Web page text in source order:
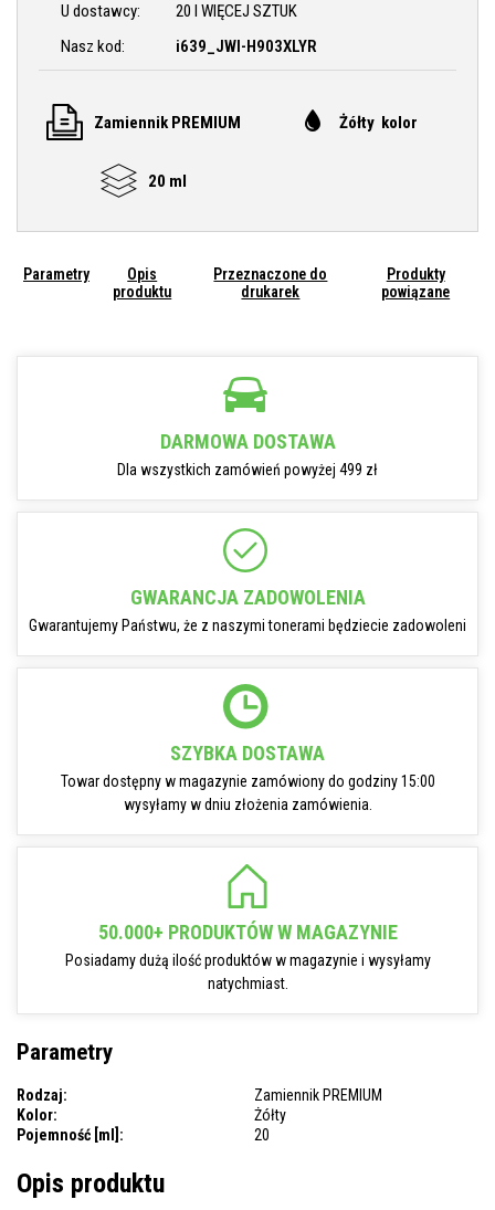
U dostawcy:
20 I WIĘCEJ SZTUK
Nasz kod:
i639_JWI-H903XLYR
Zamiennik PREMIUM Żółty kolor
20 ml
Parametry
Opis
produktu
Przeznaczone do
drukarek
Produkty
powiązane
DARMOWA DOSTAWA
Dla wszystkich zamówień powyżej 499 zł
GWARANCJA ZADOWOLENIA
Gwarantujemy Państwu, że z naszymi tonerami będziecie zadowoleni
SZYBKA DOSTAWA
Towar dostępny w magazynie zamówiony do godziny 15:00
wysyłamy w dniu złożenia zamówienia.
50.000+ PRODUKTÓW W MAGAZYNIE
Posiadamy dużą ilość produktów w magazynie i wysyłamy
natychmiast.
Parametry
Rodzaj:
Zamiennik PREMIUM
Kolor:
Żółty
Pojemność [ml]:
20
Opis produktu